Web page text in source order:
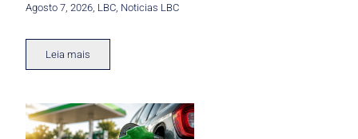
Agosto 7, 2026 LBC Noticias LBC
Leia mais